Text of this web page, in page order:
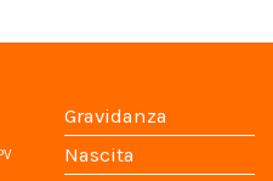
Gravidanza
Nascita